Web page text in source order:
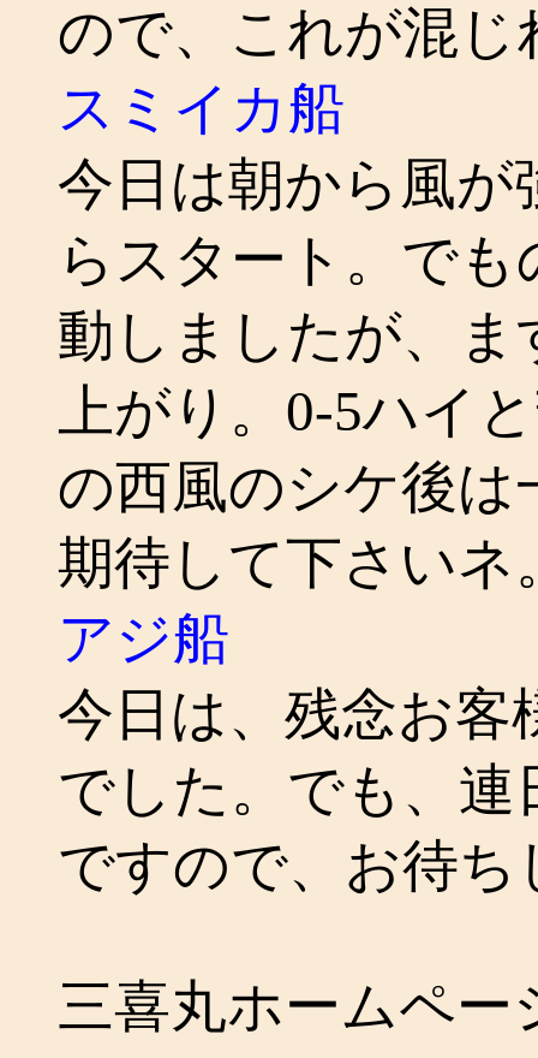
ので、これが混
スミイカ船
今日は朝から風が
らスタート。で
動しましたが、
上がり。0-5ハイ
の西風のシケ後
期待して下さいネ
アジ船
今日は、残念お客
でした。でも、連
ですので、お待
三喜丸ホームペ